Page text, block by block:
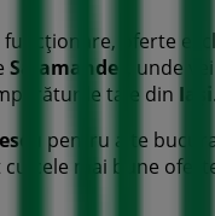
oferte
Salamander
, unde
tale din Iași .
pentru a te
cele mai bune